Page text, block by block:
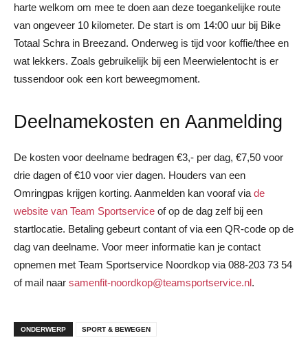
harte welkom om mee te doen aan deze toegankelijke route
van ongeveer 10 kilometer. De start is om 14:00 uur bij Bike
Totaal Schra in Breezand. Onderweg is tijd voor koffie/thee en
wat lekkers. Zoals gebruikelijk bij een Meerwielentocht is er
tussendoor ook een kort beweegmoment.
Deelnamekosten en Aanmelding
De kosten voor deelname bedragen €3,- per dag, €7,50 voor
drie dagen of €10 voor vier dagen. Houders van een
Omringpas krijgen korting. Aanmelden kan vooraf via de
website van Team Sportservice of op de dag zelf bij een
startlocatie. Betaling gebeurt contant of via een QR-code op de
dag van deelname. Voor meer informatie kan je contact
opnemen met Team Sportservice Noordkop via 088-203 73 54
of mail naar samenfit-noordkop@teamsportservice.nl.
ONDERWERP SPORT & BEWEGEN